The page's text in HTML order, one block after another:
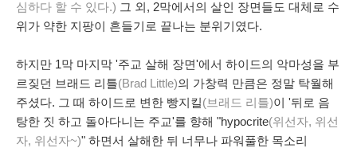
심하다 할 수 있다.) 그 외, 2막에서의 살인 장면들도 대체로 수
위가 약한 지팡이 흔들기로 끝나는 분위기였다.
하지만 1막 마지막 '주교 살해 장면'에서 하이드의 악마성을 부
르짖던 브래드 리틀(Brad Little)의 가창력 만큼은 정말 탁월해
주셨다. 그 때 하이드로 변한 빵지킬(브래드 리틀)이 '뒤로 음
탕한 짓 하고 돌아다니는 주교'를 향해 "hypocrite(위선자, 위선
자, 위선자~)" 하면서 살해한 뒤 너무나 파워풀한 목소리